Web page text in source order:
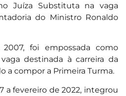
Juíza Substituta na vaga
do Ministro Ronaldo
foi empossada como
destinada à carreira da
a compor a Primeira Turma.
a fevereiro de 2022, integrou